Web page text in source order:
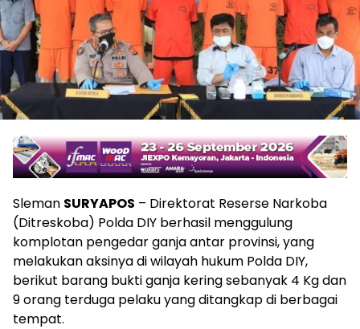
Sleman SURYAPOS – Direktorat Reserse Narkoba
(Ditreskoba) Polda DIY berhasil menggulung
komplotan pengedar ganja antar provinsi, yang
melakukan aksinya di wilayah hukum Polda DIY,
berikut barang bukti ganja kering sebanyak 4 Kg dan
9 orang terduga pelaku yang ditangkap di berbagai
tempat.